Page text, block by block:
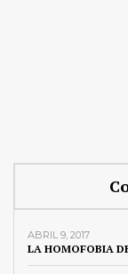
ABRIL 9, 2017
LA HOMOFOBIA